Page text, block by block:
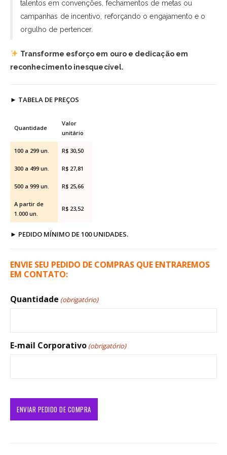
talentos em convenções, fechamentos de metas ou
campanhas de incentivo, reforçando o engajamento e o
orgulho de pertencer.
Transforme esforço em ouro e dedicação em
reconhecimento inesquecível.
► TABELA DE PREÇOS
Quantidade
Valor
unitário
100 a 299 un. R$ 30,50
300 a 499 un. R$ 27,81
500 a 999 un. R$ 25,66
A partir de
1.000 un.
R$ 23,52
► PEDIDO MÍNIMO DE 100 UNIDADES.
ENVIE SEU PEDIDO DE COMPRAS QUE ENTRAREMOS
EM CONTATO:
Quantidade (obrigatório)
E-mail Corporativo (obrigatório)